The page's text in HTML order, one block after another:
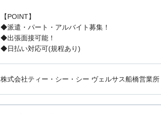
【POINT】
◆派遣・パート・アルバイト募集！
◆出張面接可能！
◆日払い対応可(規程あり)
株式会社ティー・シー・シー ヴェルサス船橋営業所